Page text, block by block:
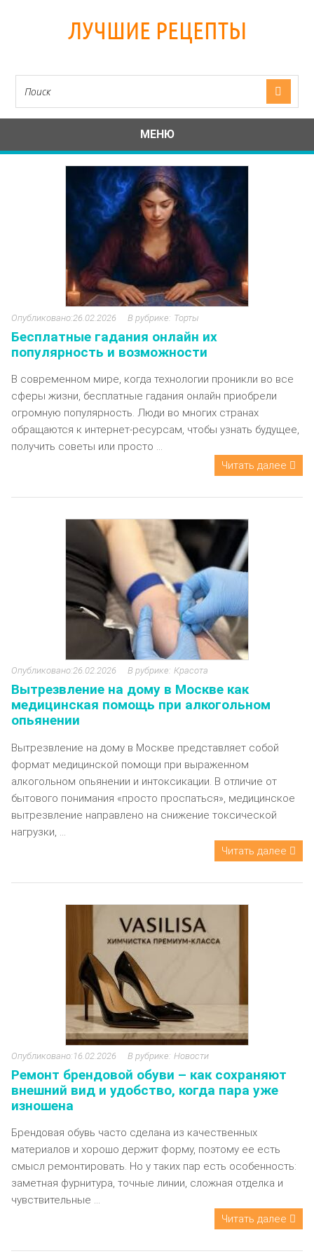
ЛУЧШИЕ РЕЦЕПТЫ
МЕНЮ
26.02.2026 Торты
Бесплатные гадания онлайн их
популярность и возможности
В современном мире, когда технологии проникли во все
сферы жизни, бесплатные гадания онлайн приобрели
огромную популярность. Люди во многих странах
обращаются к интернет-ресурсам, чтобы узнать будущее,
получить советы или просто ...
Читать далее
26.02.2026 Красота
Вытрезвление на дому в Москве как
медицинская помощь при алкогольном
опьянении
Вытрезвление на дому в Москве представляет собой
формат медицинской помощи при выраженном
алкогольном опьянении и интоксикации. В отличие от
бытового понимания «просто проспаться», медицинское
вытрезвление направлено на снижение токсической
нагрузки, ...
Читать далее
16.02.2026 Новости
Ремонт брендовой обуви – как сохраняют
внешний вид и удобство, когда пара уже
изношена
Брендовая обувь часто сделана из качественных
материалов и хорошо держит форму, поэтому ее есть
смысл ремонтировать. Но у таких пар есть особенность:
заметная фурнитура, точные линии, сложная отделка и
чувствительные ...
Читать далее